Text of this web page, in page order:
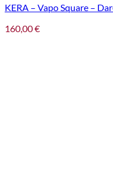
KERA – Vapo Square –
160,00€